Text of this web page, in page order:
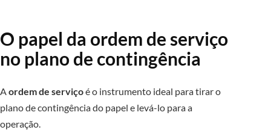
O papel da ordem de serviço
no plano de contingência
Aordem de serviçoé o instrumento ideal para tirar o
plano de contingência do papel e levá-lo para a
operação.